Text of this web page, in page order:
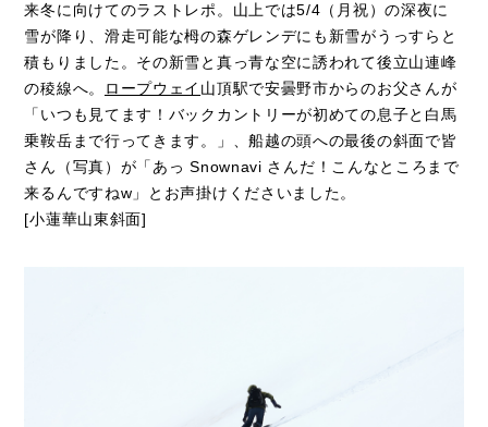
来冬に向けてのラストレポ。山上では5/4（月祝）の深夜に
雪が降り、滑走可能な栂の森ゲレンデにも新雪がうっすらと
積もりました。その新雪と真っ青な空に誘われて後立山連峰
の稜線へ。
ロープウェイ 山頂駅で安曇野市からのお父さんが
「いつも見てます！バックカントリーが初めての息子と白馬
乗鞍岳まで行ってきます。」、船越の頭への最後の斜面で皆
さん（写真）が「あっ Snownavi さんだ！こんなところまで
来るんですねw」とお声掛けくださいました。
[小蓮華山東斜面]